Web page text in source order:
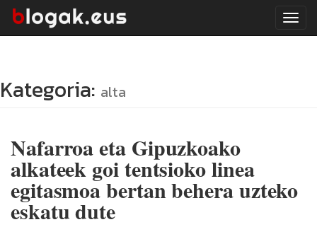
Kategoria: alta
Nafarroa eta Gipuzkoako
alkateek goi tentsioko linea
egitasmoa bertan behera uzteko
eskatu dute